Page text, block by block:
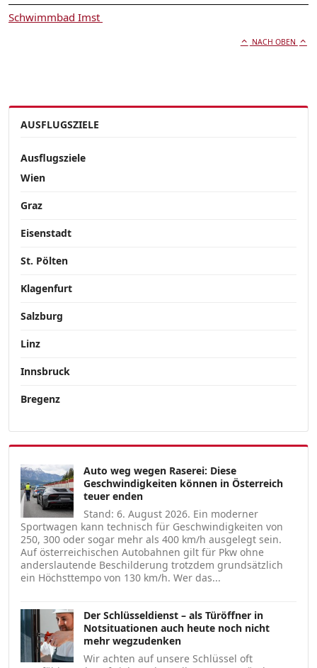
Schwimmbad Imst
NACH OBEN
AUSFLUGSZIELE
Ausflugsziele
Wien
Graz
Eisenstadt
St. Pölten
Klagenfurt
Salzburg
Linz
Innsbruck
Bregenz
Auto weg wegen Raserei: Diese
Geschwindigkeiten können in Österreich
teuer enden
Stand: 6. August 2026. Ein moderner
Sportwagen kann technisch für Geschwindigkeiten von
250, 300 oder sogar mehr als 400 km/h ausgelegt sein.
Auf österreichischen Autobahnen gilt für Pkw ohne
anderslautende Beschilderung trotzdem grundsätzlich
ein Höchsttempo von 130 km/h. Wer das...
Der Schlüsseldienst – als Türöffner in
Notsituationen auch heute noch nicht
mehr wegzudenken
Wir achten auf unsere Schlüssel oft